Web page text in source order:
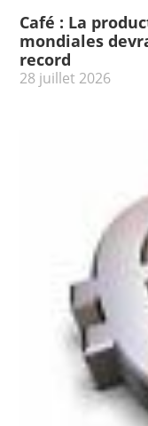
Café : La
mondiales
record
28 juillet 2026